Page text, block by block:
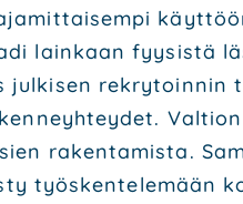
lain­kaan fyy­sis­tä
jul­ki­sen
raken­ta­mis­ta.
työs­ken­te­le­mään